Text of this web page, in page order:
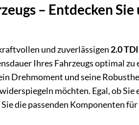
– Entdecken
und zuverlässigen 2.0 TDI
Ihres Fahrzeugs optimal zu
Drehmoment und seine
möchten. Egal, ob Sie
die passenden Komponenten